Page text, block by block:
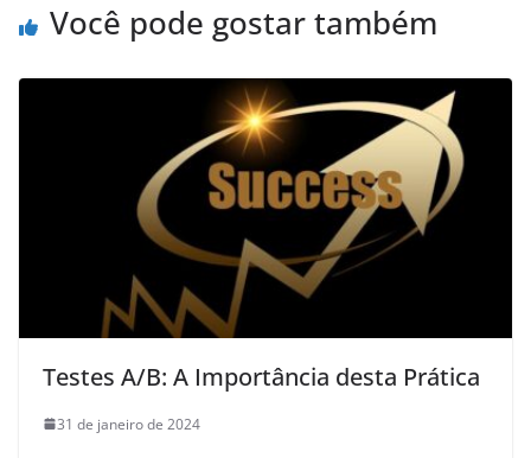
Você pode gostar também
Testes A/B: A Importância desta Prática
31 de janeiro de 2024